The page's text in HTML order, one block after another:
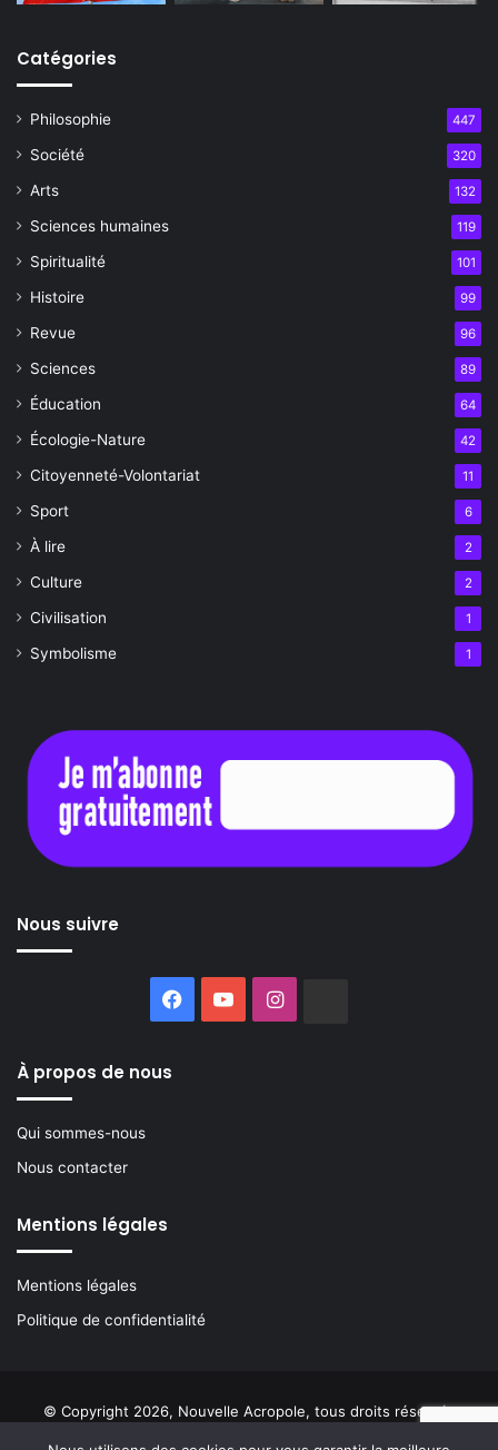
Catégories
Philosophie 447
Société 320
Arts 132
Sciences humaines 119
Spiritualité 101
Histoire 99
Revue 96
Sciences 89
Éducation 64
Écologie-Nature 42
Citoyenneté-Volontariat 11
Sport 6
À lire 2
Culture 2
Civilisation 1
Symbolisme 1
Nous suivre
Facebook
YouTubeInstagram
À propos de nous
Qui sommes-nous
Nous contacter
Mentions légales
Mentions légales
Politique de confidentialité
© Copyright 2026, Nouvelle Acropole, tous droits réservés